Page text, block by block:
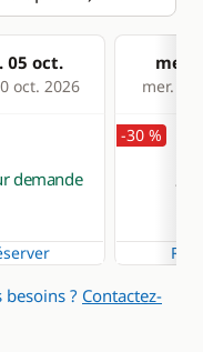
05 oct.
oct. 2026
mer.
mer. 14
demande
-30 %
1
? Contactez-